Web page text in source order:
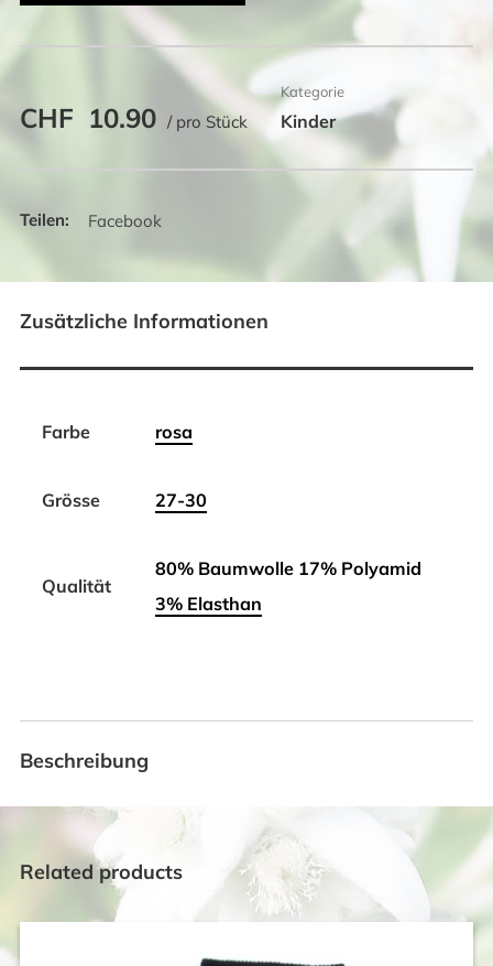
CHF 10.90 / pro Stück
Kategorie
Kinder
Facebook
Zusätzliche Informationen
Farbe rosa
Grösse 27-30
Qualität
80% Baumwolle 17% Polyamid
3% Elasthan
Beschreibung
Related products